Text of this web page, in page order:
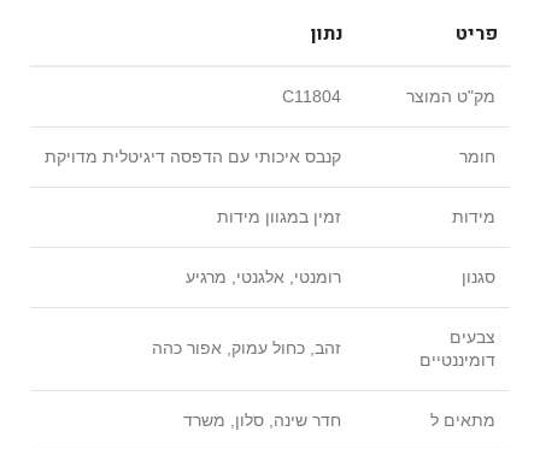
פריט נתון
מק"ט המוצר C11804
חומר קנבס איכותי עם הדפסה דיגיטלית מדויקת
מידות זמין במגוון מידות
סגנון רומנטי, אלגנטי, מרגיע
צבעים
דומיננטיים
זהב, כחול עמוק, אפור כהה
מתאים ל חדר שינה, סלון, משרד